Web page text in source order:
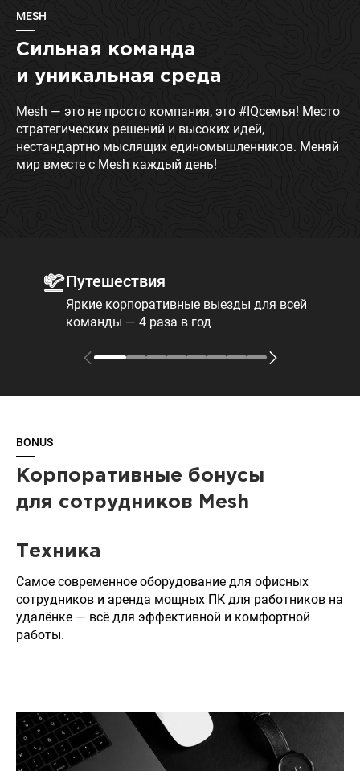
MESH
Сильная команда
и уникальная среда
Mesh — это не просто компания, это #IQсемья! Место
стратегических решений и высоких идей,
нестандартно мыслящих единомышленников. Меняй
мир вместе с Mesh каждый день!
Путешествия
Яркие корпоративные выезды для всей
команды — 4 раза в год
BONUS
Корпоративные бонусы
для сотрудников Mesh
Техника
Самое современное оборудование для офисных
сотрудников и аренда мощных ПК для работников на
удалёнке — всё для эффективной и комфортной
работы.